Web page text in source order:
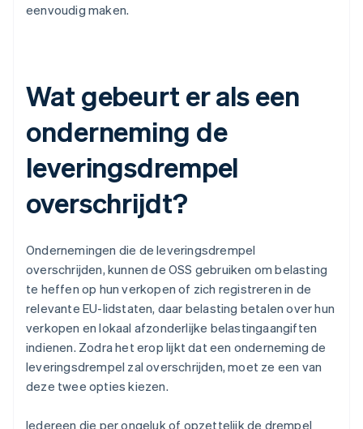
eenvoudig maken.
Wat gebeurt er als een
onderneming de
leveringsdrempel
overschrijdt?
Ondernemingen die de leveringsdrempel
overschrijden, kunnen de OSS gebruiken om belasting
te heffen op hun verkopen of zich registreren in de
relevante EU-lidstaten, daar belasting betalen over hun
verkopen en lokaal afzonderlijke belastingaangiften
indienen. Zodra het erop lijkt dat een onderneming de
leveringsdrempel zal overschrijden, moet ze een van
deze twee opties kiezen.
Iedereen die per ongeluk of opzettelijk de drempel